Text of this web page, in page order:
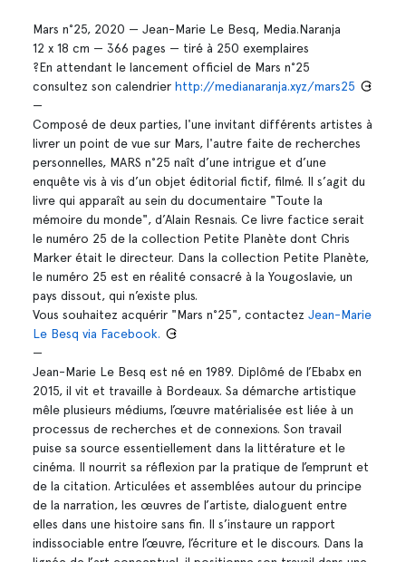
Mars n°25, 2020 — Jean-Marie Le Besq, Media.Naranja
12 x 18 cm — 366 pages — tiré à 250 exemplaires
?En attendant le lancement officiel de Mars n°25
consultez son calendrier http://medianaranja.xyz/mars25
—
Composé de deux parties, l'une invitant différents artistes à
livrer un point de vue sur Mars, l'autre faite de recherches
personnelles, MARS n°25 naît d’une intrigue et d’une
enquête vis à vis d’un objet éditorial fictif, filmé. Il s’agit du
livre qui apparaît au sein du documentaire "Toute la
mémoire du monde", d’Alain Resnais. Ce livre factice serait
le numéro 25 de la collection Petite Planète dont Chris
Marker était le directeur. Dans la collection Petite Planète,
le numéro 25 est en réalité consacré à la Yougoslavie, un
pays dissout, qui n’existe plus.
Vous souhaitez acquérir "Mars n°25", contactez Jean-Marie
Le Besq via Facebook.
—
Jean-Marie Le Besq est né en 1989. Diplômé de l’Ebabx en
2015, il vit et travaille à Bordeaux. Sa démarche artistique
mêle plusieurs médiums, l’œuvre matérialisée est liée à un
processus de recherches et de connexions. Son travail
puise sa source essentiellement dans la littérature et le
cinéma. Il nourrit sa réflexion par la pratique de l’emprunt et
de la citation. Articulées et assemblées autour du principe
de la narration, les œuvres de l’artiste, dialoguent entre
elles dans une histoire sans fin. Il s’instaure un rapport
indissociable entre l’œuvre, l’écriture et le discours. Dans la